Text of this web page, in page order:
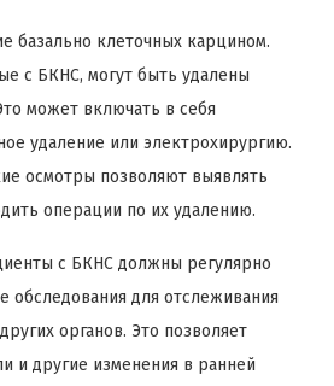
базально клеточных карцином.
с БКНС, могут быть удалены
может включать в себя
удаление или электрохирургию.
осмотры позволяют выявлять
операции по их удалению.
с БКНС должны регулярно
обследования для отслеживания
органов. Это позволяет
и другие изменения в ранней